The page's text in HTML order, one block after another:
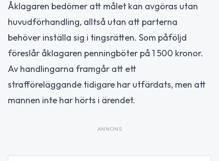
Åklagaren bedömer att målet kan avgöras utan
huvudförhandling, alltså utan att parterna
behöver inställa sig i tingsrätten. Som påföljd
föreslår åklagaren penningböter på 1 500 kronor.
Av handlingarna framgår att ett
strafföreläggande tidigare har utfärdats, men att
mannen inte har hörts i ärendet.
ANNONS